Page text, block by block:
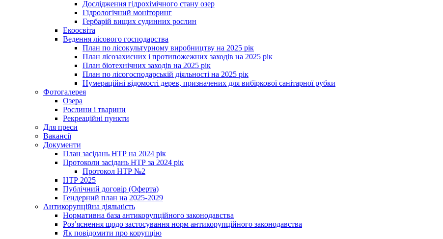
Дослідження гідрохімічного стану озер
Гідрологічний моніторинг
Гербарій вищих судинних рослин
Екоосвіта
Ведення лісового господарства
План по лісокультурному виробництву на 2025 рік
План лісозахисних і протипожежних заходів на 2025 рік
План біотехнічних заходів на 2025 рік
План по лісогосподарській діяльності на 2025 рік
Нумераційні відомості дерев, призначених для вибіркової санітарної рубки
Фотогалерея
Озера
Рослини і тварини
Рекреаційні пункти
Для преси
Вакансії
Документи
План засідань НТР на 2024 рік
Протоколи засідань НТР за 2024 рік
Протокол НТР №2
НТР 2025
Публічний договір (Оферта)
Гендерний план на 2025-2029
Антикорупційна діяльність
Нормативна база антикорупційного законодавства
Роз’яснення щодо застосування норм антикорупційного законодавства
Як повідомити про корупцію